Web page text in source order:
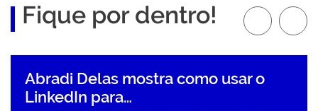
Fique por dentro!
Abradi Delas mostra como usar o
LinkedIn para…